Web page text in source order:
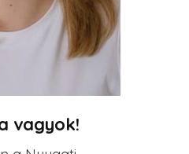
vagyok!